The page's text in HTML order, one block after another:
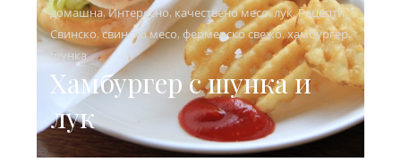
домашна,Интересно,качествено месо,лук,Рецепти,
Свинско,свинско месо, фермерско свежо,хамбургер,
шунка
Хамбургер с шунка и
лук